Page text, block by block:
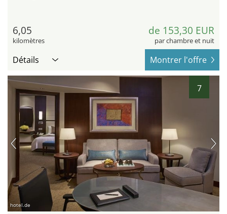
6,05
kilomètres
de 153,30 EUR
par chambre et nuit
Détails Montrer l'offre
7
hotel.de